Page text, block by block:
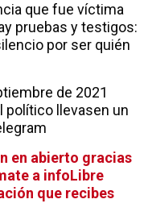
que fue víctima
pruebas y testigos:
por ser quién
de 2021
político llevasen un
en abierto gracias
a infoLibre
que recibes